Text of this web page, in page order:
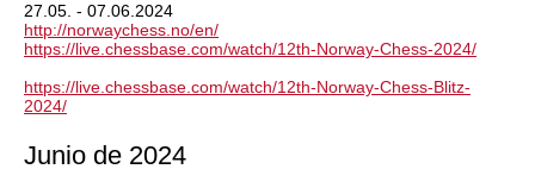
27.05. - 07.06.2024
http://norwaychess.no/en/
https://live.chessbase.com/watch/12th-Norway-Chess-2024/
https://live.chessbase.com/watch/12th-Norway-Chess-Blitz-
2024/
Junio de 2024